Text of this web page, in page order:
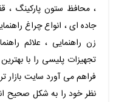
، محافظ ستون پارکینگ ،
جاده ای ، انواع چراغ
زن راهنمایی ، علائم
تجهیزات پلیسی را با
فراهم می آورد سایت بازار
نظر خود را به شکل صحیح